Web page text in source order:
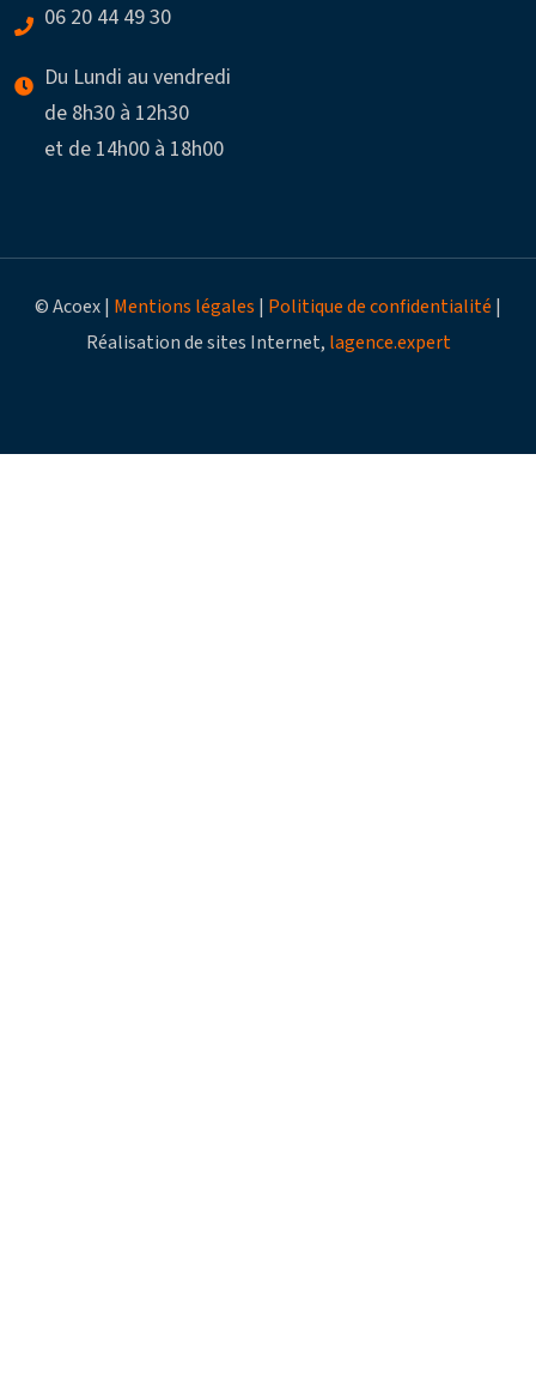
06 20 44 49 30
Du Lundi au vendredi
de 8h30 à 12h30
et de 14h00 à 18h00
© Acoex | Mentions légales | Politique de confidentialité |
Réalisation de sites Internet, lagence.expert